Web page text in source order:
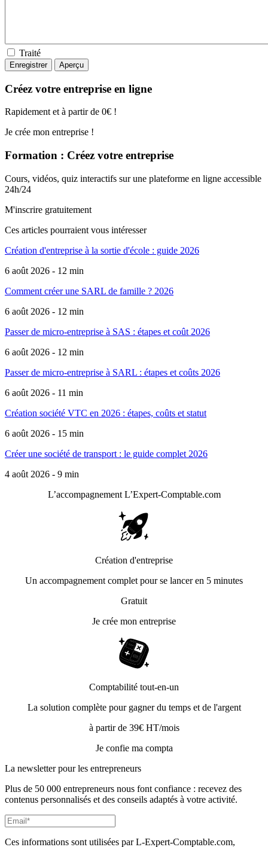
Traité
Créez votre entreprise en ligne
Rapidement et à partir de 0€ !
Je crée mon entreprise !
Formation : Créez votre entreprise
Cours, vidéos, quiz interactifs sur une plateforme en ligne accessible
24h/24
M'inscrire gratuitement
Ces articles pourraient vous intéresser
Création d'entreprise à la sortie d'école : guide 2026
6 août 2026 - 12 min
Comment créer une SARL de famille ? 2026
6 août 2026 - 12 min
Passer de micro-entreprise à SAS : étapes et coût 2026
6 août 2026 - 12 min
Passer de micro-entreprise à SARL : étapes et coûts 2026
6 août 2026 - 11 min
Création société VTC en 2026 : étapes, coûts et statut
6 août 2026 - 15 min
Créer une société de transport : le guide complet 2026
4 août 2026 - 9 min
L’accompagnement L’Expert-Comptable.com
Création d'entreprise
Un accompagnement complet pour se lancer en 5 minutes
Gratuit
Je crée mon entreprise
Comptabilité tout-en-un
La solution complète pour gagner du temps et de l'argent
à partir de 39€ HT/mois
Je confie ma compta
La newsletter pour les entrepreneurs
Plus de 50 000 entrepreneurs nous font confiance : recevez des
contenus personnalisés et des conseils adaptés à votre activité.
Ces informations sont utilisées par L-Expert-Comptable.com,